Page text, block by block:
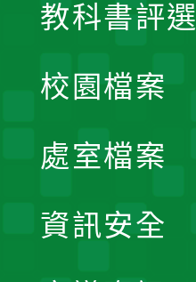
教科書評選
校園檔案
處室檔案
資訊安全